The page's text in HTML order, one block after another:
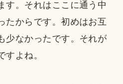
す。それはここに通う中
たからです。初めはお互
少なかったです。それが
すよね。